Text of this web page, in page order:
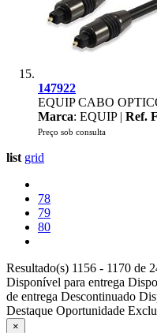
147922
EQUIP CABO
Marca: EQUIP | Ref.
Preço sob consulta
list grid
78
79
80
Resultado(s) 1156 - 1170 de
Disponível para entrega
de entrega Descontinuado
Destaque Oportunidade
×